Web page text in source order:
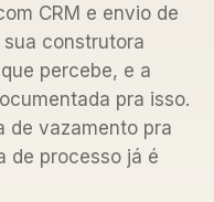
CRM e envio de
construtora
percebe, e a
pra isso.
de vazamento pra
de processo já é